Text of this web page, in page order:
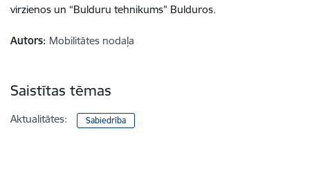
virzienos un “Bulduru tehnikums” Bulduros.
Autors: Mobilitātes nodaļa
Saistītas tēmas
Aktualitātes: Sabiedrība